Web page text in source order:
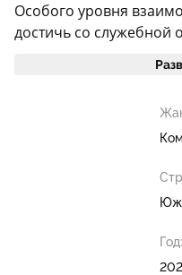
Особого уровня
достичь со служебной
Год: